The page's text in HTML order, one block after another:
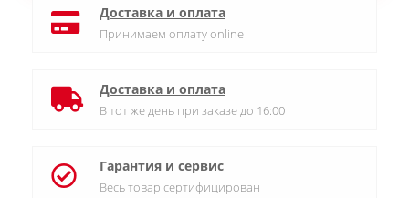
Доставка и оплата
Принимаем оплату online
Доставка и оплата
В тот же день при заказе до 16:00
Гарантия и сервис
Весь товар сертифицирован